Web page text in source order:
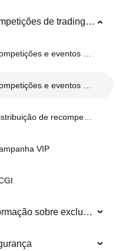
Competições de trading e eventos
e eventos em andamento
e eventos anteriores
de recompensas
VIP
Informação sobre exclusões